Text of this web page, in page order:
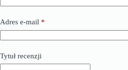
Adres e-mail *
Tytuł recenzji